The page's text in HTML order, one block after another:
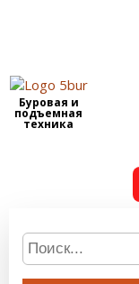
Буровая и
подъемная
техника